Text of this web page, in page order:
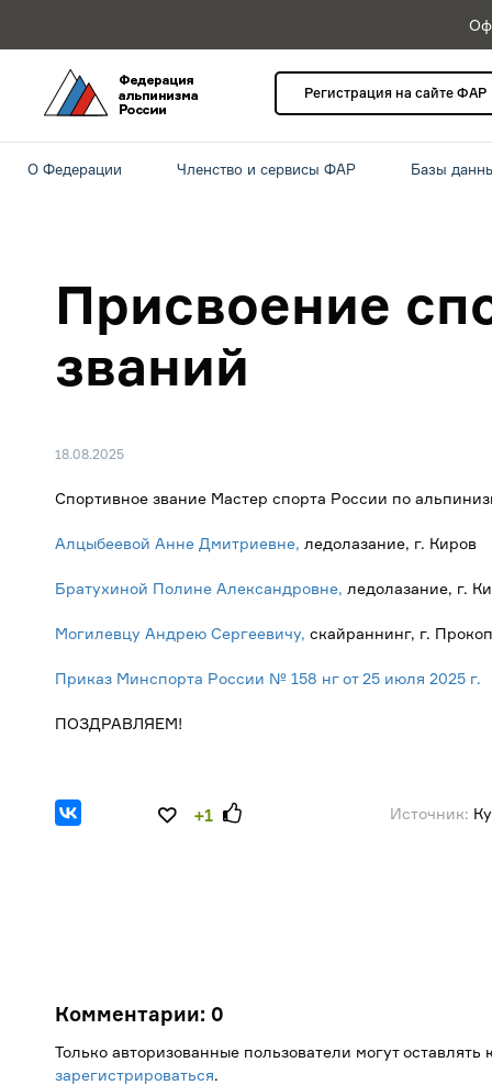
Регистрация на сайте ФАР
О Федерации Членство и сервисы ФАР Базы
Присвоение
званий
18.08.2025
Спортивное звание Мастер спорта России по
Алцыбеевой Анне Дмитриевне, ледолазание, г. Киров
Братухиной Полине Александровне, ледолазание, г.
Могилевцу Андрею Сергеевичу, скайраннинг, г.
Приказ Минспорта России № 158 нг от 25 июля 2025 г.
ПОЗДРАВЛЯЕМ!
+1 Источник:
Комментарии: 0
Только авторизованные пользователи могут
зарегистрироваться.